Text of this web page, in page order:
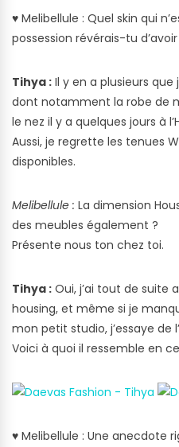
♥ Melibellule : Quel skin qui
possession révérais-tu d’avoir
Tihya : Il y en a plusieurs
dont notamment la robe de
le nez il y a quelques jours à
Aussi, je regrette les tenues
disponibles.
Melibellule : La dimension
des meubles également ?
Présente nous ton chez toi.
Tihya : Oui, j’ai tout de suite
housing, et même si je
mon petit studio, j’essaye de
Voici à quoi il ressemble en
♥ Melibellule : Une anecdote